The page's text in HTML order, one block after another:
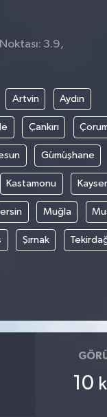
3.9,
Artvin Aydın
Çankırı
Gümüşhane
Kastamonu
Muğla
Şırnak
10